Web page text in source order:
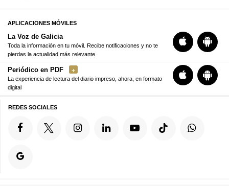
APLICACIONES MÓVILES
La Voz de Galicia
Toda la información en tu móvil. Recibe notificaciones y no te
pierdas la actualidad más relevante
Periódico en PDF
La experiencia de lectura del diario impreso, ahora, en formato
digital
REDES SOCIALES